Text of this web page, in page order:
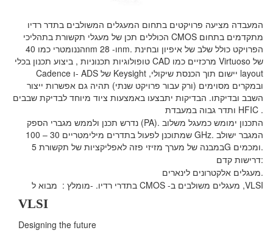
המעבדה מציעה פרויקטים בתחום המעגלים המשולבים בתדר רדיו
הכוללים תכן של מעגלי תקשורת בתהליכי CMOS מתקדמים בתחום
הננומטרי כמו 40nm ו- 28nm. הפרויקט כולל שלב של איפיון ובחינת
טופולוגיות תכנוניות , ביצוע תכנון בכלי CAD מרכזיים כמו Virtuoso של
Cadence ו- ADS של Keysight ,יישום תוך הכנסת שיקולי layout
ובמקרים מסוימים (ורק עבור פרויקט שנתי) תהיה גם אפשרות ייצור
השבב ובדיקתו. הבדיקות יתבצעו באמצעות ציוד מיוחד לבדיקת שבבים
ותדר גבוה במעבדת HFIC .
נדרש תכנן ולממש מגברי הספק (PA). התכנון ימומש כמעגל משלוב
שמתוכנן לפעול בתדרים מילימטריים 30 – 100 GHz. המגבר ישולב
במבנה של מערך מזיזי פזה לאפליקציות של תקשורת 5G ומכמים.
דרישות קדם:
מעגלים אלקטרונים לינארים.
מומלץ : מבוא ל-
VLSI, מעגלים משולבים ב- CMOS בתדרי רדיו.
VLSI
Designing the future